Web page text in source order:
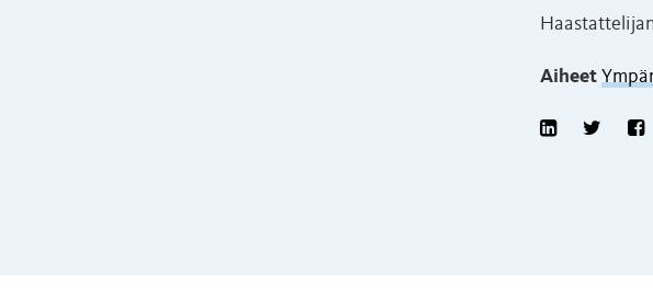
Aiheet